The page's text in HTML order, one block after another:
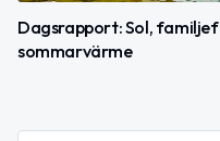
Dagsrapport: Sol,
sommarvärme